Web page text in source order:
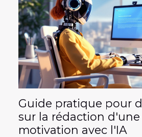
Guide pratique pour
sur la rédaction
motivation avec l'IA